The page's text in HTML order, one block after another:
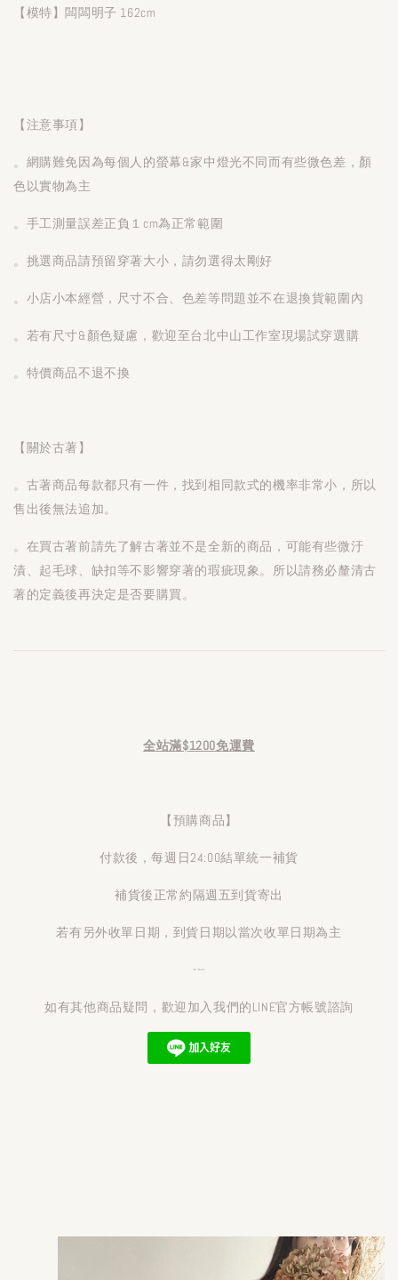
【模特】闆闆明子 162cm
【注意事項】
。網購難免因為每個人的螢幕&家中燈光不同而有些微色差，顏
色以實物為主
。手工測量誤差正負１cm為正常範圍
。挑選商品請預留穿著大小，請勿選得太剛好
。小店小本經營，尺寸不合、色差等問題並不在退換貨範圍內
。若有尺寸&顏色疑慮，歡迎至台北中山工作室現場試穿選購
。特價商品不退不換
【關於古著】
。古著商品每款都只有一件，找到相同款式的機率非常小，所以
售出後無法追加。
。在買古著前請先了解古著並不是全新的商品，可能有些微汙
漬、起毛球、缺扣等不影響穿著的瑕疵現象。所以請務必釐清古
著的定義後再決定是否要購買。
全站滿$1200免運費
【預購商品】
付款後，每週日24:00結單統一補貨
補貨後正常約隔週五到貨寄出
若有另外收單日期，到貨日期以當次收單日期為主
---
如有其他商品疑問，歡迎加入我們的LINE官方帳號諮詢